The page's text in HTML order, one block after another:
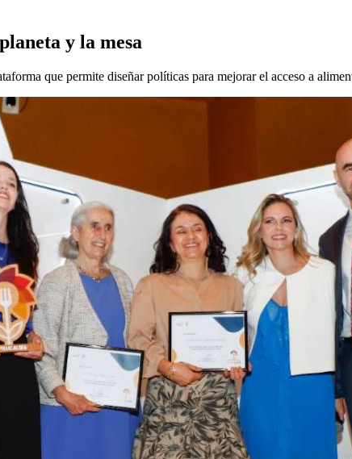
y la mesa
que permite diseñar políticas para mejorar el acceso a